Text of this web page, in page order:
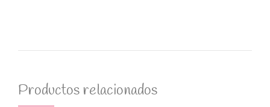
Productos relacionados